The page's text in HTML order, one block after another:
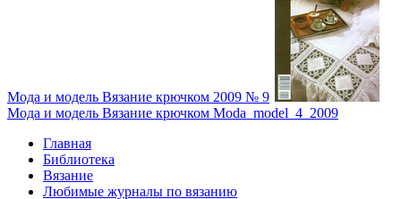
Мода и модель Вязание крючком 2009 № 9
Мода и модель Вязание крючком Moda_model_4_2009
Главная
Библиотека
Вязание
Любимые журналы по вязанию